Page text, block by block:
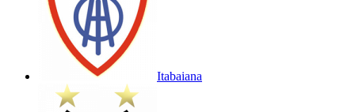
Itabaiana